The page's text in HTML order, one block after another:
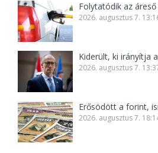
Folytatódik az
2026. augusztus 7.
Kiderült, ki irányítja
2026. augusztus 7.
Erősödött a forint,
2026. augusztus 7.